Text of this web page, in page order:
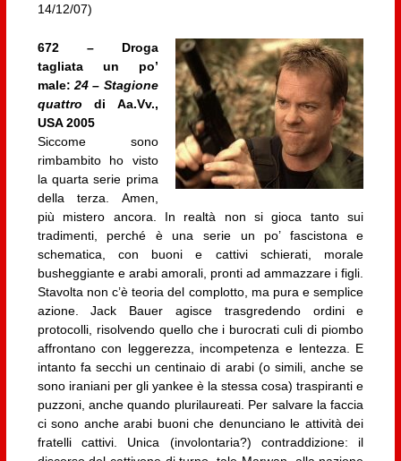
14/12/07)
672 – Droga
tagliata un po’
male:24 – Stagione
quattro di Aa.Vv.,
USA 2005
Siccome sono
rimbambito ho visto
la quarta serie prima
della terza. Amen,
più mistero ancora. In realtà non si gioca tanto sui
tradimenti, perché è una serie un po’ fascistona e
schematica, con buoni e cattivi schierati, morale
busheggiante e arabi amorali, pronti ad ammazzare i figli.
Stavolta non c’è teoria del complotto, ma pura e semplice
azione. Jack Bauer agisce trasgredendo ordini e
protocolli, risolvendo quello che i burocrati culi di piombo
affrontano con leggerezza, incompetenza e lentezza. E
intanto fa secchi un centinaio di arabi (o simili, anche se
sono iraniani per gli yankee è la stessa cosa) traspiranti e
puzzoni, anche quando plurilaureati. Per salvare la faccia
ci sono anche arabi buoni che denunciano le attività dei
fratelli cattivi. Unica (involontaria?) contraddizione: il